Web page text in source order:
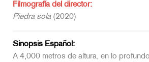
Filmografía del director:
Piedra sola (2020)
Sinopsis Español:
A 4,000 metros de altura, en lo